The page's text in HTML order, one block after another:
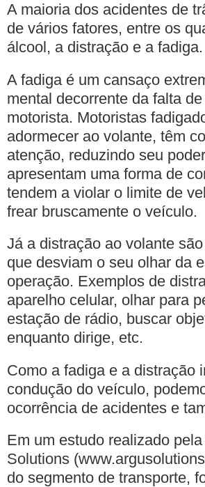
A maioria dos acidentes de
de vários fatores, entre os
álcool, a distração e a fadiga.
A fadiga é um cansaço
mental decorrente da falta
motorista. Motoristas
adormecer ao volante, têm
atenção, reduzindo seu
apresentam uma forma de
tendem a violar o limite de
frear bruscamente o veículo.
Já a distração ao volante
que desviam o seu olhar da
operação. Exemplos de
aparelho celular, olhar para
estação de rádio, buscar
enquanto dirige, etc.
Como a fadiga e a distração
condução do veículo,
ocorrência de acidentes e
Em um estudo realizado
Solutions
do segmento de transporte,